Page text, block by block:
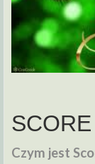
Czym jest